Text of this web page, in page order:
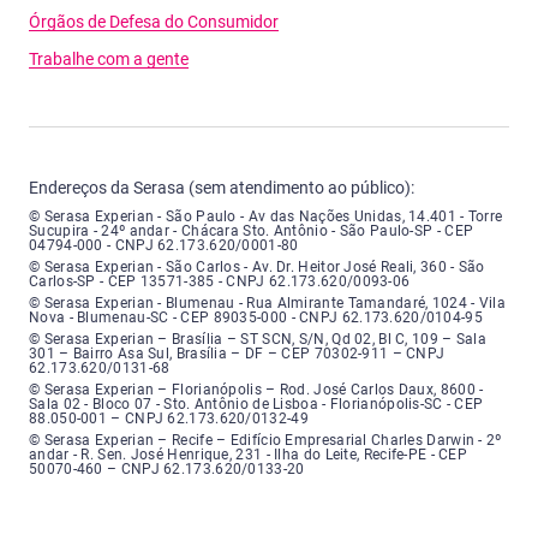
Órgãos de Defesa do Consumidor
Trabalhe com a gente
Endereços da Serasa (sem atendimento ao público):
Serasa Experian - São Paulo - Endereço: Avenida das Nações Unidas,
© Serasa Experian - São Paulo - Av das Nações Unidas, 14.401 - Torre
Sucupira - 24º andar - Chácara Sto. Antônio - São Paulo-SP - CEP
04794-000 - CNPJ 62.173.620/0001-80
Serasa Experian - São Carlos - Endereço: Avenida Doutor Heitor José
© Serasa Experian - São Carlos - Av. Dr. Heitor José Reali, 360 - São
Carlos-SP - CEP 13571-385 - CNPJ 62.173.620/0093-06
Serasa Experian - Blumenau - Endereço: Rua Almirante Tamandaré,
© Serasa Experian - Blumenau - Rua Almirante Tamandaré, 1024 - Vila
Nova - Blumenau-SC - CEP 89035-000 - CNPJ 62.173.620/0104-95
Serasa Experian - Brasília, Endereço: Setor Comercial Norte, sem
© Serasa Experian – Brasília – ST SCN, S/N, Qd 02, Bl C, 109 – Sala
301 – Bairro Asa Sul, Brasília – DF – CEP 70302-911 – CNPJ
62.173.620/0131-68
Serasa Experian - Florianópolis, Endereço: Rodovia José Carlos, número
© Serasa Experian – Florianópolis – Rod. José Carlos Daux, 8600 -
Sala 02 - Bloco 07 - Sto. Antônio de Lisboa - Florianópolis-SC - CEP
88.050-001 – CNPJ 62.173.620/0132-49
Serasa Experian - Recife, Endereço: Edifício Empresarial Charles Darwin,
© Serasa Experian – Recife – Edifício Empresarial Charles Darwin - 2º
andar - R. Sen. José Henrique, 231 - Ilha do Leite, Recife-PE - CEP
50070-460 – CNPJ 62.173.620/0133-20